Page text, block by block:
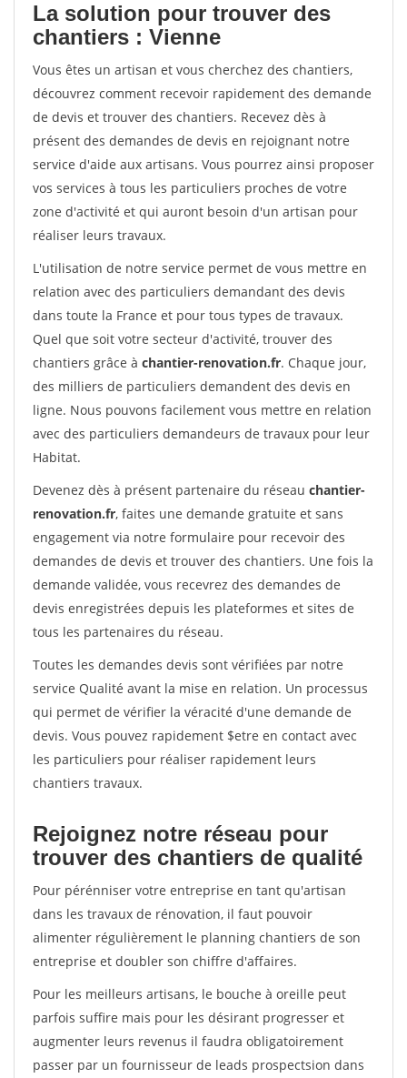
La solution pour trouver des
chantiers : Vienne
Vous êtes un artisan et vous cherchez des chantiers,
découvrez comment recevoir rapidement des demande
de devis et trouver des chantiers. Recevez dès à
présent des demandes de devis en rejoignant notre
service d'aide aux artisans. Vous pourrez ainsi proposer
vos services à tous les particuliers proches de votre
zone d'activité et qui auront besoin d'un artisan pour
réaliser leurs travaux.
L'utilisation de notre service permet de vous mettre en
relation avec des particuliers demandant des devis
dans toute la France et pour tous types de travaux.
Quel que soit votre secteur d'activité, trouver des
chantiers grâce à chantier-renovation.fr. Chaque jour,
des milliers de particuliers demandent des devis en
ligne. Nous pouvons facilement vous mettre en relation
avec des particuliers demandeurs de travaux pour leur
Habitat.
Devenez dès à présent partenaire du réseau chantier-
renovation.fr, faites une demande gratuite et sans
engagement via notre formulaire pour recevoir des
demandes de devis et trouver des chantiers. Une fois la
demande validée, vous recevrez des demandes de
devis enregistrées depuis les plateformes et sites de
tous les partenaires du réseau.
Toutes les demandes devis sont vérifiées par notre
service Qualité avant la mise en relation. Un processus
qui permet de vérifier la véracité d'une demande de
devis. Vous pouvez rapidement $etre en contact avec
les particuliers pour réaliser rapidement leurs
chantiers travaux.
Rejoignez notre réseau pour
trouver des chantiers de qualité
Pour pérénniser votre entreprise en tant qu'artisan
dans les travaux de rénovation, il faut pouvoir
alimenter régulièrement le planning chantiers de son
entreprise et doubler son chiffre d'affaires.
Pour les meilleurs artisans, le bouche à oreille peut
parfois suffire mais pour les désirant progresser et
augmenter leurs revenus il faudra obligatoirement
passer par un fournisseur de leads prospectsion dans